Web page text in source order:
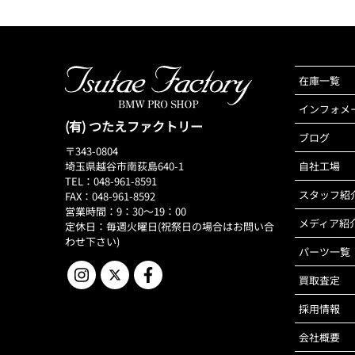
(有) つたえファクトリー
〒343-0804
埼玉県越谷市南荻島640-1
TEL：048-961-8591
FAX：048-961-8592
営業時間：9：30～19：00
定休日：毎週火曜日(祝祭日の場合はお問い合
わせ下さい)
在庫一覧
インフォメ
ブログ
自社工場
スタッフ紹
メディア紹
パーツ一覧
買取査定
採用情報
会社概要